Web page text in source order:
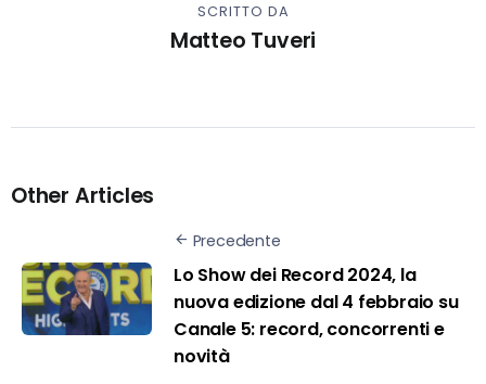
SCRITTO DA
Matteo Tuveri
Other Articles
Precedente
Lo Show dei Record 2024, la
nuova edizione dal 4 febbraio su
Canale 5: record, concorrenti e
novità